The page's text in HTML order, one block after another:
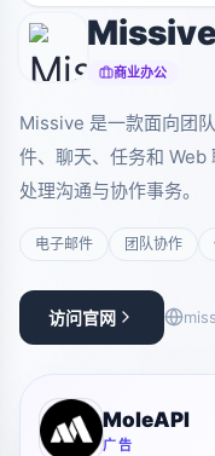
商业办公
Missive 是一款面向团
件、聊天、任务和 Web
处理沟通与协作事务。
电子邮件 团队协作
访问官网
MoleAPI
广告